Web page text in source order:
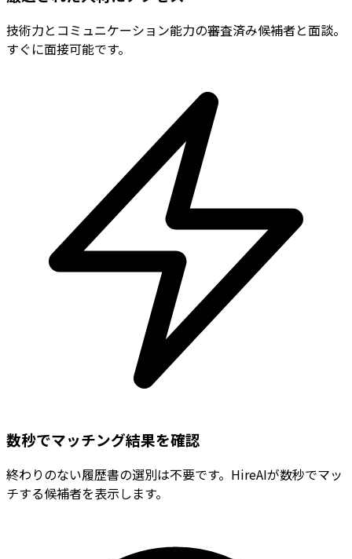
技術力とコミュニケーション能力の審査済み候補者と面談。
すぐに面接可能です。
数秒でマッチング結果を確認
終わりのない履歴書の選別は不要です。HireAIが数秒でマッ
チする候補者を表示します。